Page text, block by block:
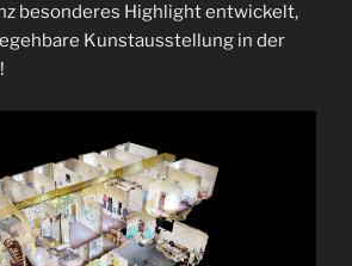
besonderes Highlight entwickelt,
Kunstausstellung in der